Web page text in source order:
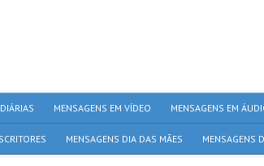
MENSAGENS EM VÍDEO MENSAGENS EM
MENSAGENS DIA DAS MÃES MENSAGENS